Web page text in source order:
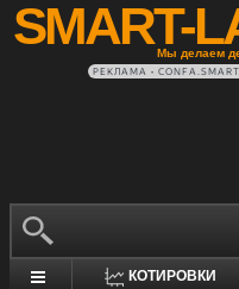
SMART-
Мы делаем
РЕКЛАМА •
КОТИРОВКИ